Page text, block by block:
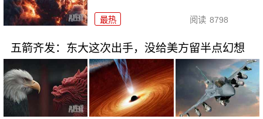
最热 阅读 8798
五箭齐发：东大这次出手，没给美方留半点幻想